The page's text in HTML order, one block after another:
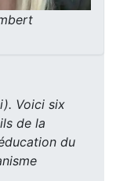
Voici six
de la
du